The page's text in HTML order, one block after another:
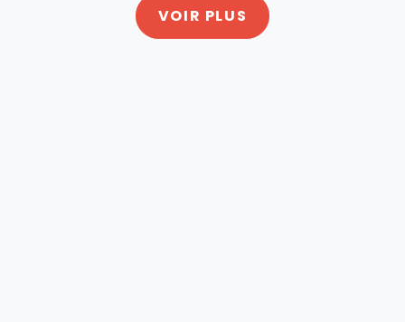
VOIR PLUS